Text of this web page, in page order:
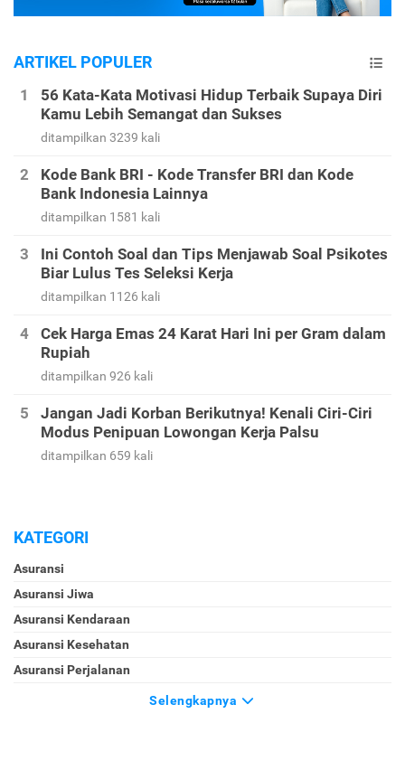
ARTIKEL POPULER
56 Kata-Kata Motivasi Hidup Terbaik Supaya Diri
Kamu Lebih Semangat dan Sukses
ditampilkan 3239 kali
Kode Bank BRI - Kode Transfer BRI dan Kode
Bank Indonesia Lainnya
ditampilkan 1581 kali
Ini Contoh Soal dan Tips Menjawab Soal Psikotes
Biar Lulus Tes Seleksi Kerja
ditampilkan 1126 kali
Cek Harga Emas 24 Karat Hari Ini per Gram dalam
Rupiah
ditampilkan 926 kali
Jangan Jadi Korban Berikutnya! Kenali Ciri-Ciri
Modus Penipuan Lowongan Kerja Palsu
ditampilkan 659 kali
KATEGORI
Asuransi
Asuransi Jiwa
Asuransi Kendaraan
Asuransi Kesehatan
Asuransi Perjalanan
Selengkapnya